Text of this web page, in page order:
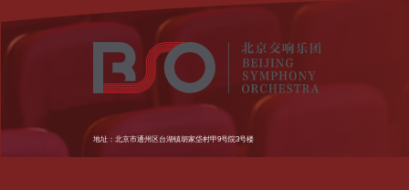
地址：北京市通州区台湖镇胡家垈村甲9号院3号楼